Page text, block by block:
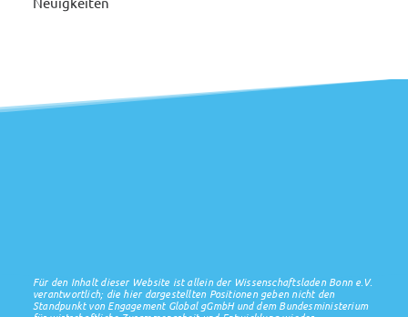
Für den Inhalt dieser Website ist allein der Wissenschaftsladen Bonn e.V.
verantwortlich; die hier dargestellten Positionen geben nicht den
Standpunkt von Engagement Global gGmbH und dem Bundesministerium